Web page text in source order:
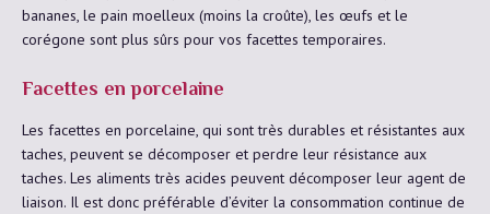
bananes, le pain moelleux (moins la croûte), les œufs et le
corégone sont plus sûrs pour vos facettes temporaires.
Facettes en porcelaine
Les facettes en porcelaine, qui sont très durables et résistantes aux
taches, peuvent se décomposer et perdre leur résistance aux
taches. Les aliments très acides peuvent décomposer leur agent de
liaison. Il est donc préférable d’éviter la consommation continue de